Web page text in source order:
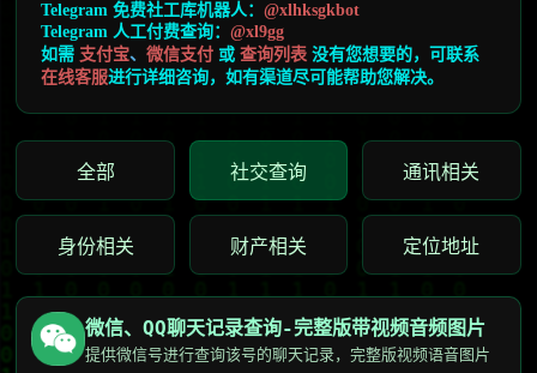
Telegram 免费社工库机器人：@xlhksgkbot
Telegram 人工付费查询：@xl9gg
如需 支付宝、微信支付 或查询列表没有您想要的，可联系
在线客服进行详细咨询，如有渠道尽可能帮助您解决。
全部 社交查询 通讯相关
身份相关 财产相关 定位地址
微信、QQ聊天记录查询-完整版带视频音频图片
提供微信号进行查询该号的聊天记录，完整版视频语音图片